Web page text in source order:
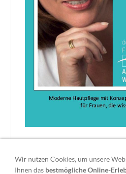
werden
Wir nutzen Cookies, um unsere
Ihnen das bestmögliche Online-